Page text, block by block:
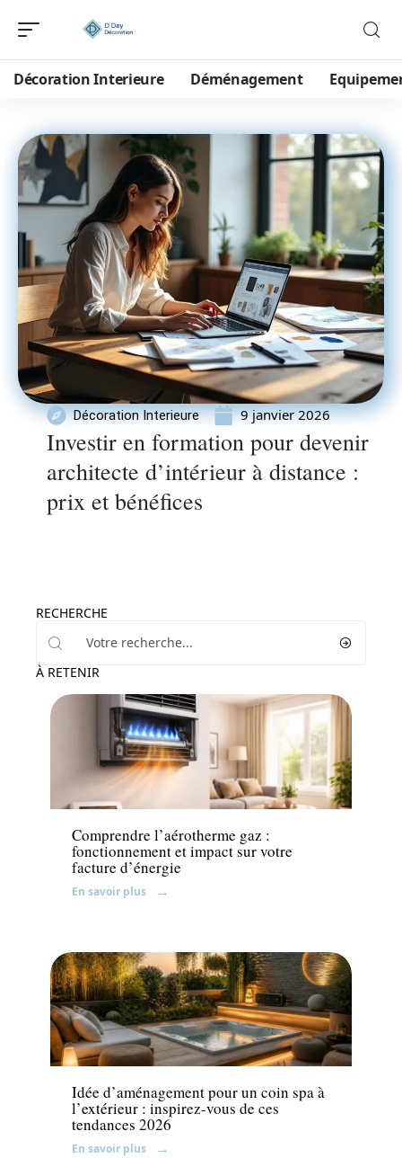
Décoration Interieure Déménagement
Décoration Interieure 9 janvier 2026
Investir en formation pour devenir
architecte d’intérieur à distance :
prix et bénéfices
RECHERCHE
À RETENIR
Equipement
Comprendre l’aérotherme gaz :
fonctionnement et impact sur votre
facture d’énergie
En savoir plus
Jardin
Idée d’aménagement pour un coin spa à
l’extérieur : inspirez-vous de ces
tendances 2026
En savoir plus